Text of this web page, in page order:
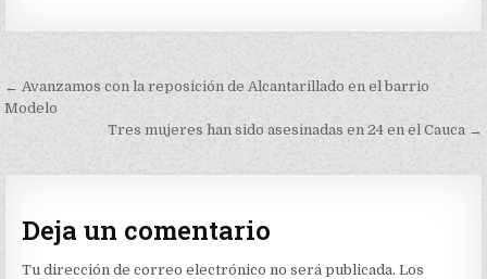
Navegación
de
← Avanzamos con la reposición de Alcantarillado en el barrio
Modelo
Tres mujeres han sido asesinadas en 24 en el Cauca →
Deja un comentario
Tu dirección de correo electrónico no será publicada. Los